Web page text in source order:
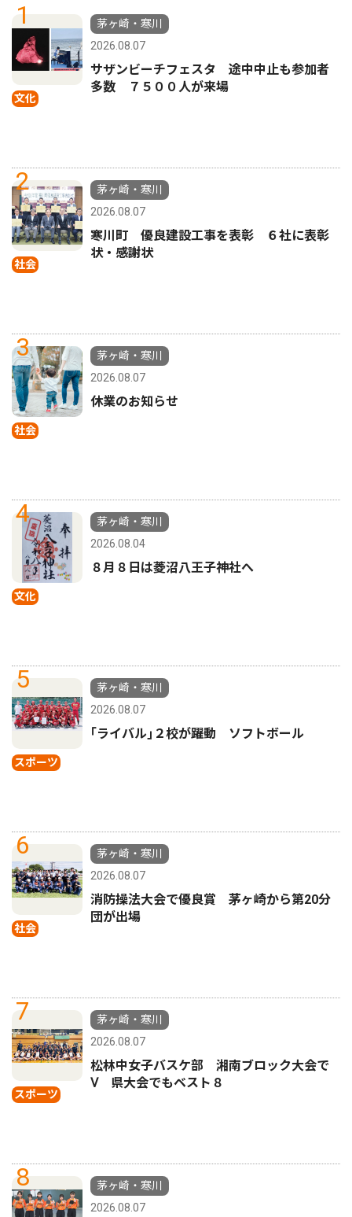
1
文化
茅ヶ崎・寒川
2026.08.07
サザンビーチフェスタ 途中中止も参加者
多数 ７５００人が来場
2
社会
茅ヶ崎・寒川
2026.08.07
寒川町 優良建設工事を表彰 ６社に表彰
状・感謝状
3
社会
茅ヶ崎・寒川
2026.08.07
休業のお知らせ
4
文化
茅ヶ崎・寒川
2026.08.04
８月８日は菱沼八王子神社へ
5
スポーツ
茅ヶ崎・寒川
2026.08.07
｢ライバル｣２校が躍動 ソフトボール
6
社会
茅ヶ崎・寒川
2026.08.07
消防操法大会で優良賞 茅ヶ崎から第20分
団が出場
7
スポーツ
茅ヶ崎・寒川
2026.08.07
松林中女子バスケ部 湘南ブロック大会で
Ⅴ 県大会でもベスト８
8
茅ヶ崎・寒川
2026.08.07